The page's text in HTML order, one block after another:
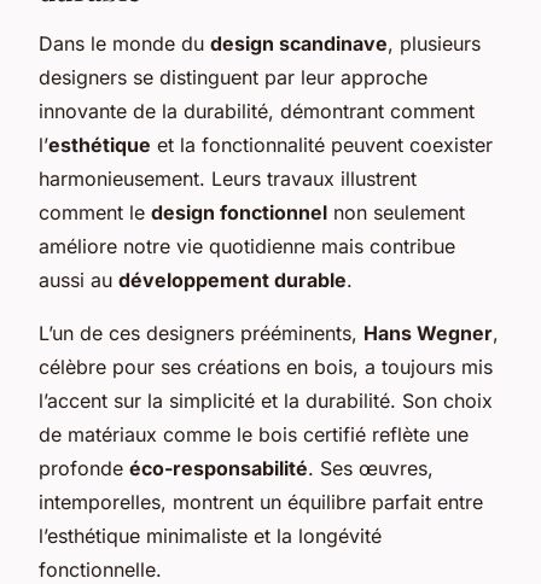
Dans le monde du design scandinave, plusieurs
designers se distinguent par leur approche
innovante de la durabilité, démontrant comment
l’esthétique et la fonctionnalité peuvent coexister
harmonieusement. Leurs travaux illustrent
comment le design fonctionnel non seulement
améliore notre vie quotidienne mais contribue
aussi au développement durable.
L’un de ces designers prééminents, Hans Wegner,
célèbre pour ses créations en bois, a toujours mis
l’accent sur la simplicité et la durabilité. Son choix
de matériaux comme le bois certifié reflète une
profonde éco-responsabilité. Ses œuvres,
intemporelles, montrent un équilibre parfait entre
l’esthétique minimaliste et la longévité
fonctionnelle.